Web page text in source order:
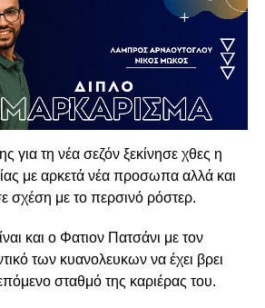
για τη νέα σεζόν ξεκίνησε χθες η
με αρκετά νέα προσωπα αλλά και
σχέση με το περσινό ρόστερ.
και ο Φατιον Πατσάνι με τον
των κυανολευκων να έχει βρει
σταθμό της καριέρας του.